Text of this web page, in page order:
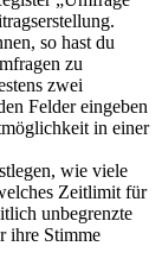
so hast du
zu
zwei
Felder eingeben
in einer
wie viele
Zeitlimit für
unbegrenzte
ihre Stimme